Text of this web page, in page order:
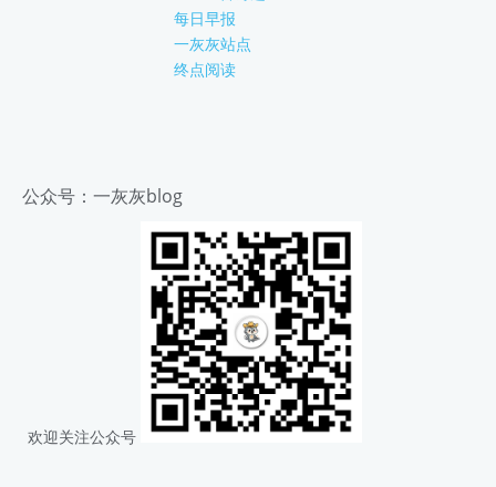
每日早报
一灰灰站点
终点阅读
公众号：一灰灰blog
欢迎关注公众号